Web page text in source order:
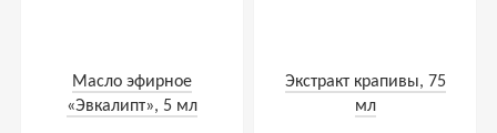
Масло эфирное
«Эвкалипт», 5 мл
Экстракт крапивы, 75
мл